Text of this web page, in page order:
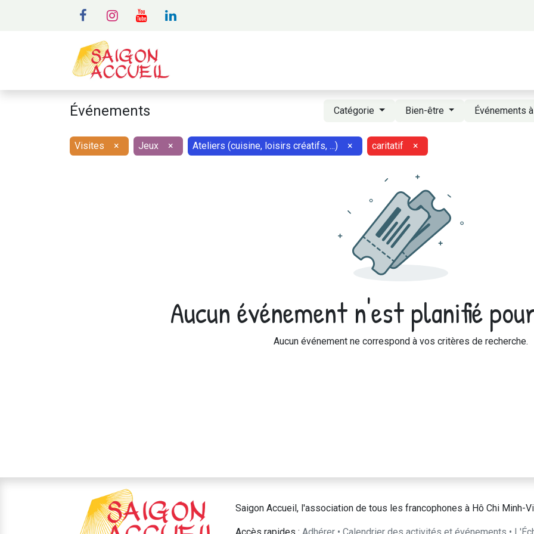
Événements Catégorie Bien-être Événements
Visites × Jeux × Ateliers (cuisine, loisirs créatifs, ...) × caritatif ×
Aucun événement n'est planifié
Aucun événement ne correspond à vos critères de recherche.
Saigon Accueil, l'association de tous les francophones à Hô Chi Minh-